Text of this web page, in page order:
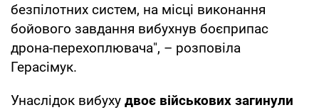
безпілотних систем, на місці виконання
бойового завдання вибухнув боєприпас
дрона-перехоплювача", – розповіла
Герасімук.
Унаслідок вибуху двоє військових загинули